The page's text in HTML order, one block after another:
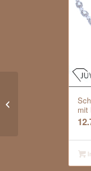
mit
Ring Mondstein